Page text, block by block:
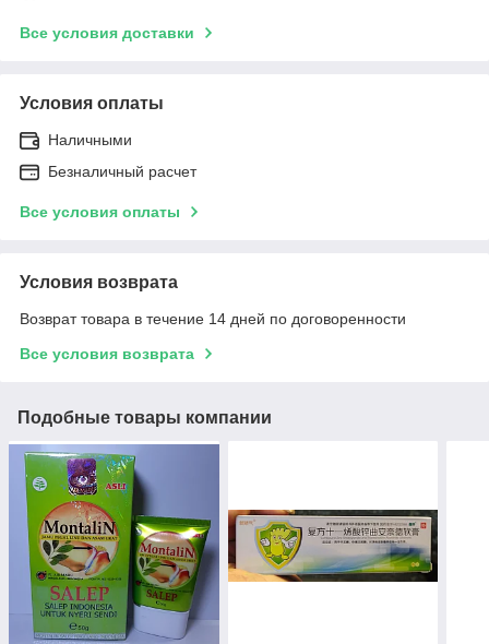
Все условия доставки
Условия оплаты
Наличными
Безналичный расчет
Все условия оплаты
Условия возврата
Возврат товара в течение 14 дней по договоренности
Все условия возврата
Подобные товары компании